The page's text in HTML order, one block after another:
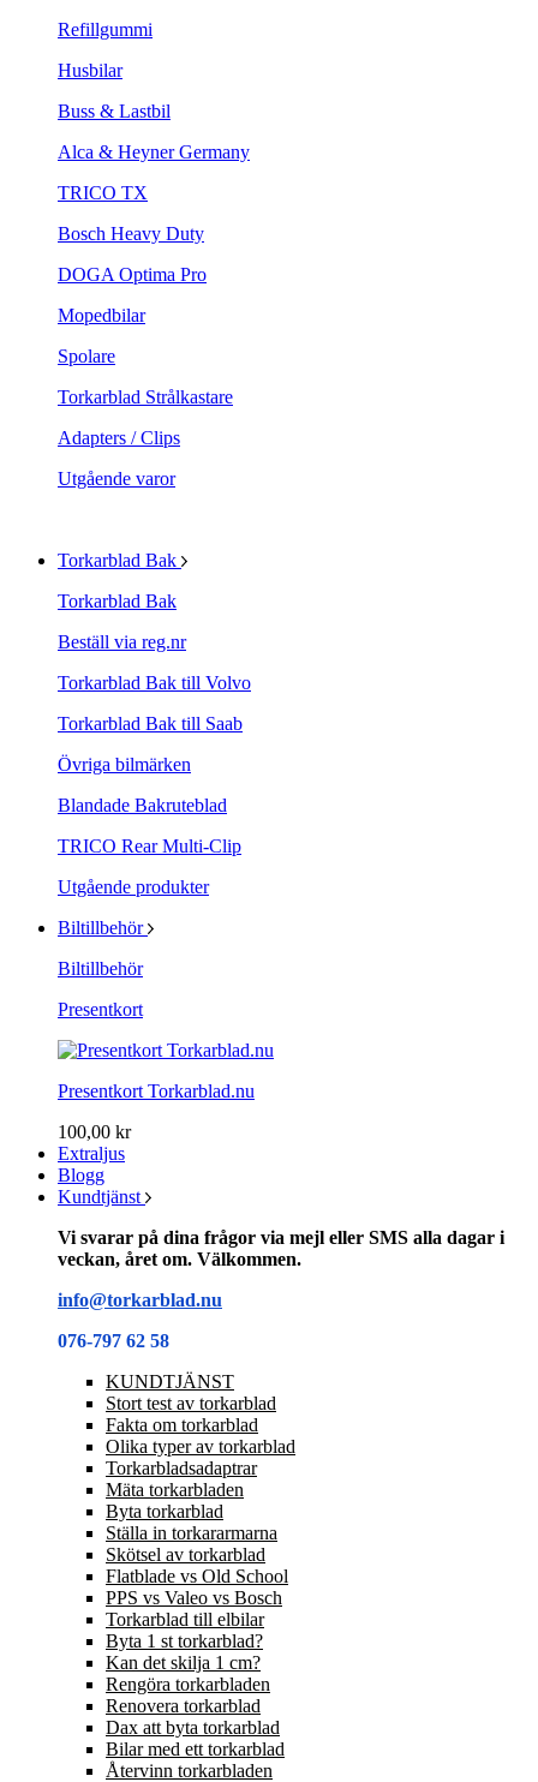
Refillgummi
Husbilar
Buss & Lastbil
Alca & Heyner Germany
TRICO TX
Bosch Heavy Duty
DOGA Optima Pro
Mopedbilar
Spolare
Torkarblad Strålkastare
Adapters / Clips
Utgående varor
Torkarblad Bak
Torkarblad Bak
Beställ via reg.nr
Torkarblad Bak till Volvo
Torkarblad Bak till Saab
Övriga bilmärken
Blandade Bakruteblad
TRICO Rear Multi-Clip
Utgående produkter
Biltillbehör
Biltillbehör
Presentkort
Presentkort Torkarblad.nu
100,00 kr
Extraljus
Blogg
Kundtjänst
Vi svarar på dina frågor via mejl eller SMS alla dagar i
veckan, året om. Välkommen.
info@torkarblad.nu
076-797 62 58
KUNDTJÄNST
Stort test av torkarblad
Fakta om torkarblad
Olika typer av torkarblad
Torkarbladsadaptrar
Mäta torkarbladen
Byta torkarblad
Ställa in torkararmarna
Skötsel av torkarblad
Flatblade vs Old School
PPS vs Valeo vs Bosch
Torkarblad till elbilar
Byta 1 st torkarblad?
Kan det skilja 1 cm?
Rengöra torkarbladen
Renovera torkarblad
Dax att byta torkarblad
Bilar med ett torkarblad
Återvinn torkarbladen